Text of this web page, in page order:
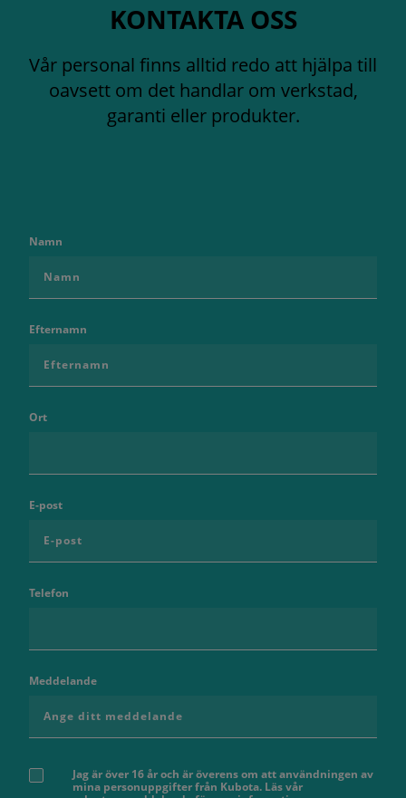
KONTAKTA OSS
Vår personal finns alltid redo att hjälpa till
oavsett om det handlar om verkstad,
garanti eller produkter.
Namn
Efternamn
Ort
E-post
Telefon
Meddelande
Jag är över 16 år och är överens om att användningen av
mina personuppgifter från Kubota. Läs vår